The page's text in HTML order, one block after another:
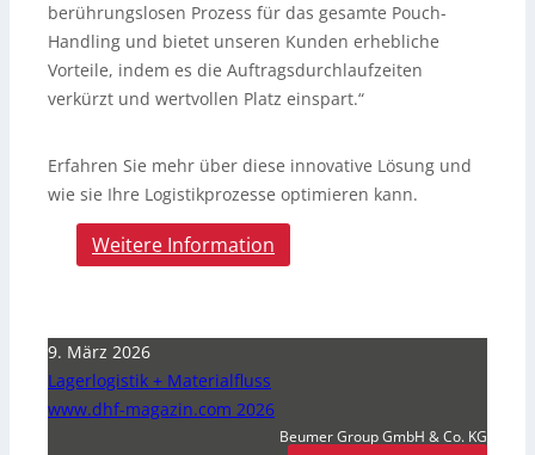
berührungslosen Prozess für das gesamte Pouch-
Handling und bietet unseren Kunden erhebliche
Vorteile, indem es die Auftragsdurchlaufzeiten
verkürzt und wertvollen Platz einspart.“
Erfahren Sie mehr über diese innovative Lösung und
wie sie Ihre Logistikprozesse optimieren kann.
Weitere Information
9. März 2026
Lagerlogistik + Materialfluss
www.dhf-magazin.com 2026
Beumer Group GmbH & Co. KG